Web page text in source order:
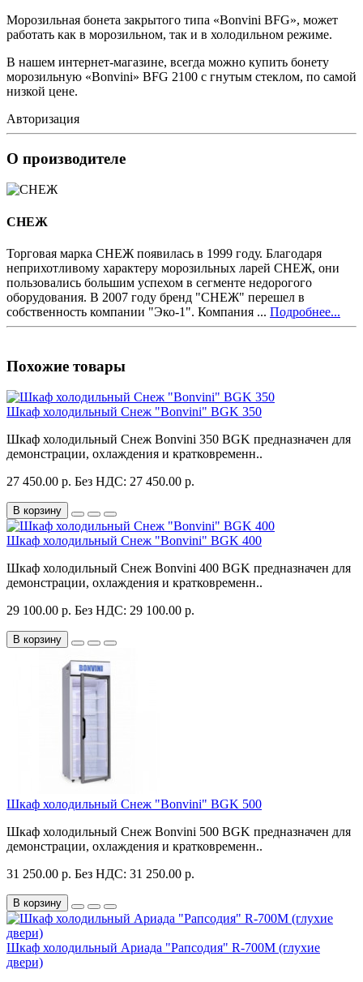
Морозильная бонета закрытого типа «Bonvini BFG», может
работать как в морозильном, так и в холодильном режиме.
В нашем интернет-магазине, всегда можно купить бонету
морозильную «Bonvini» BFG 2100 с гнутым стеклом, по самой
низкой цене.
Авторизация
О производителе
СНЕЖ
Торговая марка СНЕЖ появилась в 1999 году. Благодаря
неприхотливому характеру морозильных ларей СНЕЖ, они
пользовались большим успехом в сегменте недорогого
оборудования. В 2007 году бренд "СНЕЖ" перешел в
собственность компании "Эко-1". Компания ... Подробнее...
Похожие товары
Шкаф холодильный Снеж "Bonvini" BGK 350
Шкаф холодильный Снеж Bonvini 350 BGK предназначен для
демонстрации, охлаждения и кратковременн..
27 450.00 р. Без НДС: 27 450.00 р.
В корзину
Шкаф холодильный Снеж "Bonvini" BGK 400
Шкаф холодильный Снеж Bonvini 400 BGK предназначен для
демонстрации, охлаждения и кратковременн..
29 100.00 р. Без НДС: 29 100.00 р.
В корзину
Шкаф холодильный Снеж "Bonvini" BGK 500
Шкаф холодильный Снеж Bonvini 500 BGK предназначен для
демонстрации, охлаждения и кратковременн..
31 250.00 р. Без НДС: 31 250.00 р.
В корзину
Шкаф холодильный Ариада "Рапсодия" R-700M (глухие
двери)